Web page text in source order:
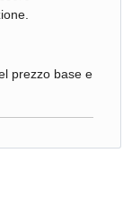
prezzo base e